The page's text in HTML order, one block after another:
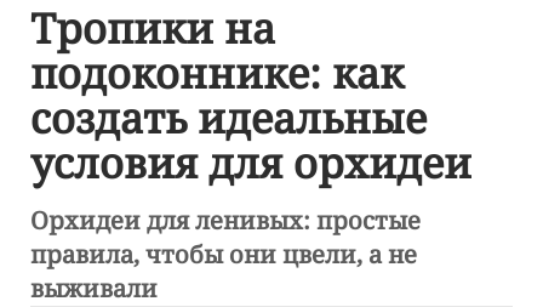
Тропики на
подоконнике: как
создать идеальные
условия для орхидеи
Орхидеи для ленивых: простые
правила, чтобы они цвели, а не
выживали